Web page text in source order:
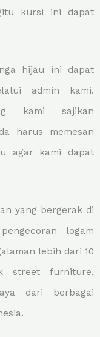
kursi ini dapat
hijau ini dapat
admin kami.
kami sajikan
harus memesan
agar kami dapat
yang bergerak di
logam
lebih dari 10
street furniture,
dari berbagai